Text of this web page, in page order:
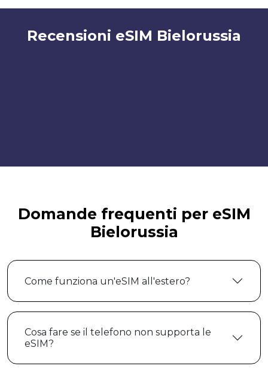
Recensioni eSIM Bielorussia
Domande frequenti per eSIM
Bielorussia
Come funziona un'eSIM all'estero?
Cosa fare se il telefono non supporta le
eSIM?